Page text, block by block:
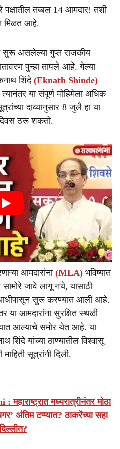
पक्षातील तब्बल 14 आमदार! तशी
मिळत आहे.
सुरू असलेल्या गुप्त राजकीय
पुन्हा तापले आहे. गेल्या
शिंदे (Eknath Shinde)
या संपूर्ण मोहिमेला अधिक
दाव्यानुसार 8 जुलै हा या
ठरू शकतो.
आमदारांना (MLA) भविष्यात
जावे लागू नये, यासाठी
सुरू करण्यात आली आहे.
या आमदारांना सुरक्षित स्थळी
आल्याचे समोर येत आहे. या
शिंदे यांच्या ठाण्यातील विश्वासू
सूत्रांनी दिली.
मध्यरात्रीनंतर मोठा
अंतिम टप्प्यात? ठाकरेंच्या सहा